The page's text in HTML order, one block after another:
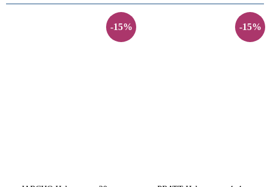
-15% -15%